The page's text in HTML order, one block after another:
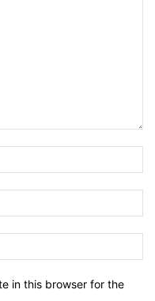
in this browser for the